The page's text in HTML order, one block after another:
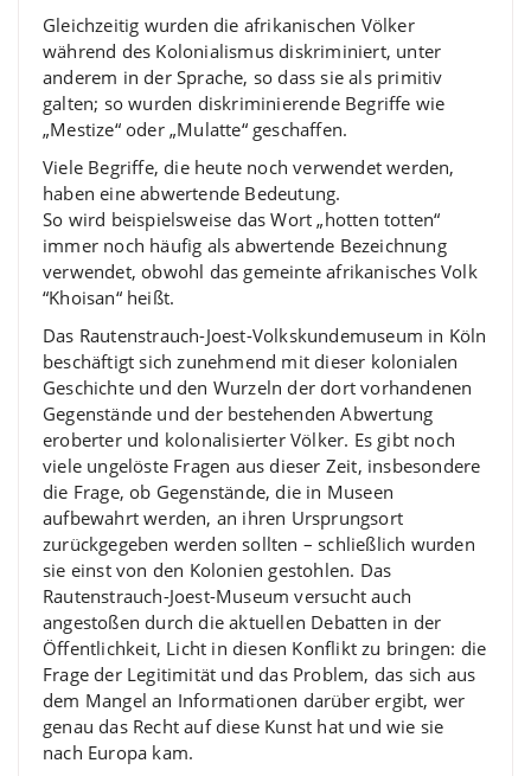
Gleichzeitig wurden die afrikanischen Völker
während des Kolonialismus diskriminiert, unter
anderem in der Sprache, so dass sie als primitiv
galten; so wurden diskriminierende Begriffe wie
„Mestize“ oder „Mulatte“ geschaffen.
Viele Begriffe, die heute noch verwendet werden,
haben eine abwertende Bedeutung.
So wird beispielsweise das Wort „hotten totten“
immer noch häufig als abwertende Bezeichnung
verwendet, obwohl das gemeinte afrikanisches Volk
“Khoisan“ heißt.
Das Rautenstrauch-Joest-Volkskundemuseum in Köln
beschäftigt sich zunehmend mit dieser kolonialen
Geschichte und den Wurzeln der dort vorhandenen
Gegenstände und der bestehenden Abwertung
eroberter und kolonalisierter Völker. Es gibt noch
viele ungelöste Fragen aus dieser Zeit, insbesondere
die Frage, ob Gegenstände, die in Museen
aufbewahrt werden, an ihren Ursprungsort
zurückgegeben werden sollten – schließlich wurden
sie einst von den Kolonien gestohlen. Das
Rautenstrauch-Joest-Museum versucht auch
angestoßen durch die aktuellen Debatten in der
Öffentlichkeit, Licht in diesen Konflikt zu bringen: die
Frage der Legitimität und das Problem, das sich aus
dem Mangel an Informationen darüber ergibt, wer
genau das Recht auf diese Kunst hat und wie sie
nach Europa kam.